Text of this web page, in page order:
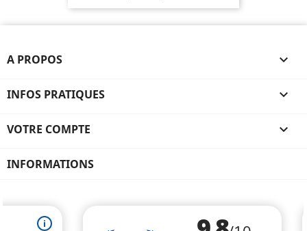
A PROPOS 
INFOS PRATIQUES 
VOTRE COMPTE 
INFORMATIONS